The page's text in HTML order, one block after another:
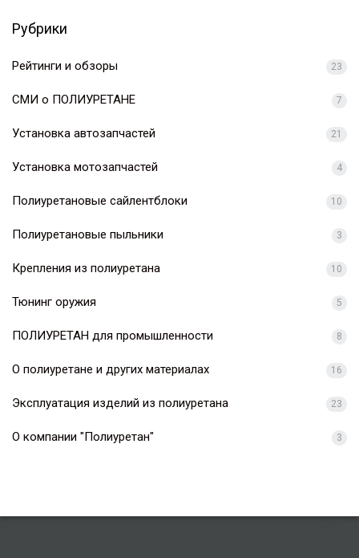
Рубрики
Рейтинги и обзоры 23
СМИ о ПОЛИУРЕТАНЕ 7
Установка автозапчастей 21
Установка мотозапчастей 4
Полиуретановые сайлентблоки 10
Полиуретановые пыльники 3
Крепления из полиуретана 10
Тюнинг оружия 5
ПОЛИУРЕТАН для промышленности 8
О полиуретане и других материалах 16
Эксплуатация изделий из полиуретана 23
О компании "Полиуретан" 3